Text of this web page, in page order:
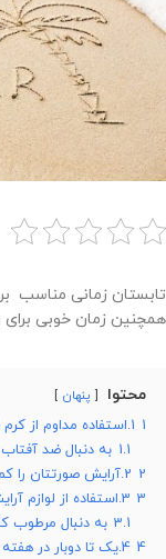
تابستان زمانی مناسب
همچنین زمان خوبی
محتوا پنهان
1 1.استفاده مداوم از کرم ضدآفتاب در روتین پوست
1.1 به دنبال ضد
2 2.آرایش صورتتان را کمی سبکتر انجام دهید
3 3.استفاده از لوازم آرایش با خاصیت SPF
3.1 به دنبال مرطوب
4 4.یک تا دوبار در هفته لایه برداری کنید